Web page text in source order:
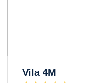
Vila 4M